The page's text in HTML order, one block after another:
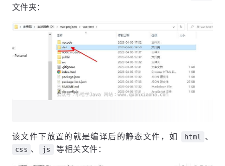
文件夹：
该文件下放置的就是编译后的静态文件，如 html 、
css 、 js 等相关文件：